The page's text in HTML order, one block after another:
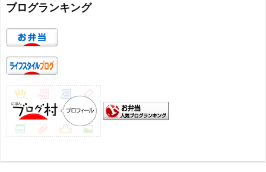
ブログランキング